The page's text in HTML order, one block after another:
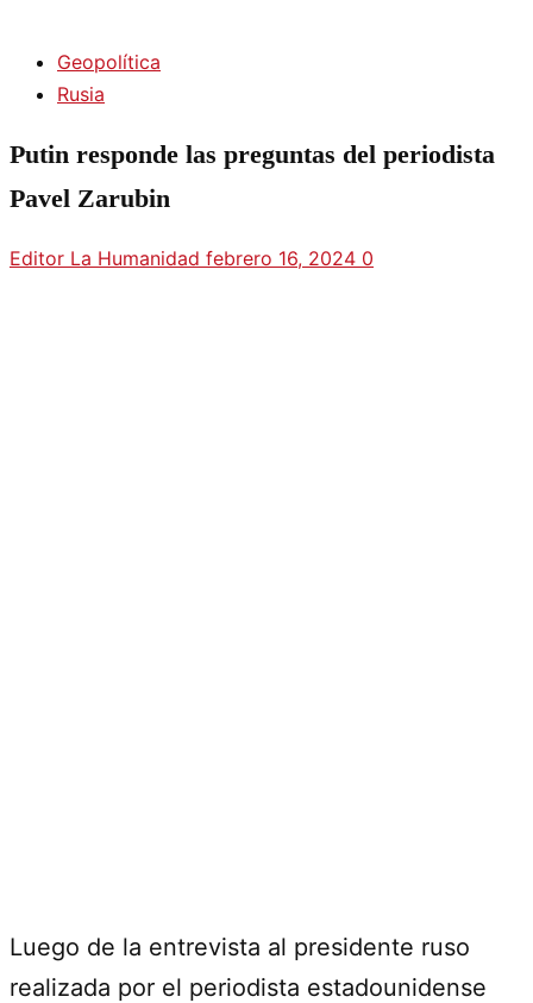
Geopolítica
Rusia
Putin responde las preguntas del periodista
Pavel Zarubin
Editor La Humanidad febrero 16, 2024 0
Luego de la entrevista al presidente ruso
realizada por el periodista estadounidense